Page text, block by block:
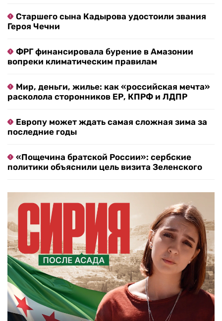
Старшего сына Кадырова удостоили звания
Героя Чечни
ФРГ финансировала бурение в Амазонии
вопреки климатическим правилам
Мир, деньги, жилье: как «российская мечта»
расколола сторонников ЕР, КПРФ и ЛДПР
Европу может ждать самая сложная зима за
последние годы
«Пощечина братской России»: сербские
политики объяснили цель визита Зеленского